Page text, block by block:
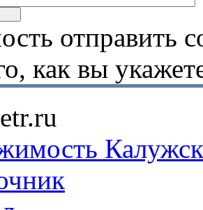
отправить
как вы